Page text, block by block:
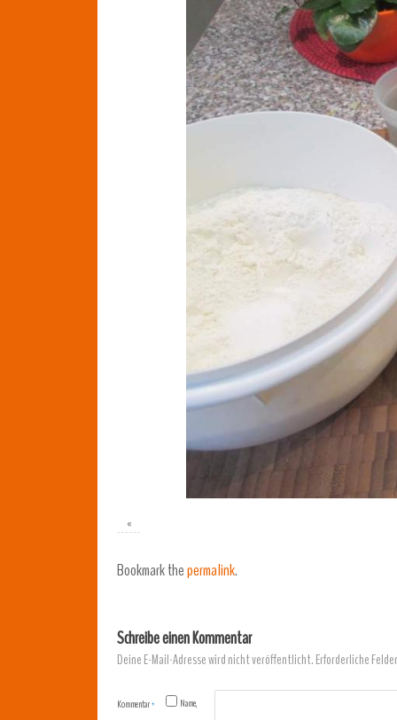
«
Bookmark thepermalink.
Schreibe einen Kommentar
Deine E-Mail-Adresse wird nicht veröffentlicht.Erforderliche
Kommentar*
Name,